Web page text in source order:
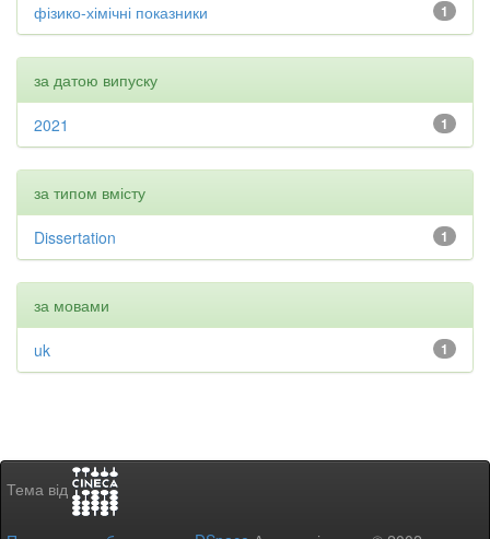
1
фізико-хімічні показники
за датою випуску
1
2021
за типом вмісту
1
Dissertation
за мовами
1
uk
Тема від